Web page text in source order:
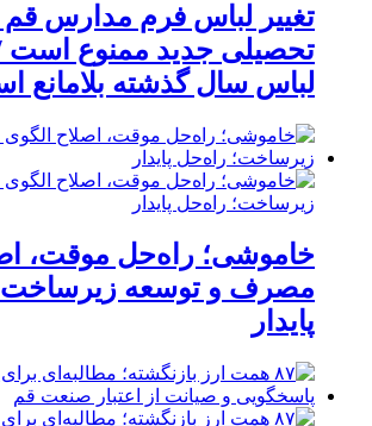
تغییر لباس فرم مدارس
تحصیلی جدید ممنوع است /
لباس سال گذشته بلامانع
خاموشی؛ راه‌حل موقت،
مصرف و توسعه
پایدار